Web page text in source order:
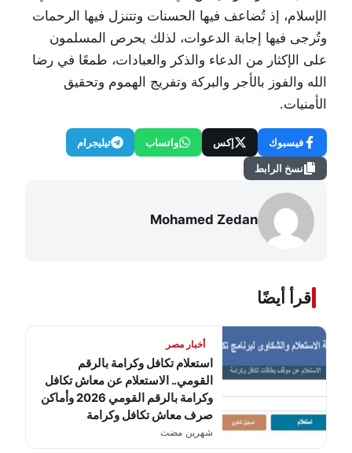
الإسلام، إذ تُضاعف فيها الحسنات وتتنزل فيها الرحمات
وتُرجى فيها إجابة الدعوات، لذلك يحرص المسلمون
على الإكثار من الدعاء والذكر والعبادات، طمعًا في رضا
الله والفوز بالأجر والبركة وتفريج الهموم وتحقيق
الأمنيات.
فيسبوك إكس واتساب تيليجرام
نسخ الرابط
Mohamed Zedan
اقرأ أيضًا
أخبار مصر
استعلام تكافل وكرامة بالرقم
القومي.. الاستعلام عن معاش تكافل
وكرامة بالرقم القومي 2026 وأماكن
صرف معاش تكافل وكرامة
شهرين مضت